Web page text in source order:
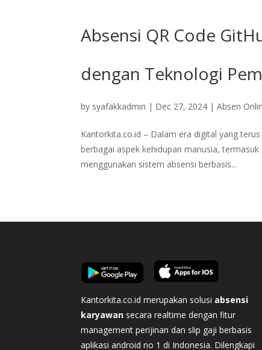
Absensi QR Code
dengan Teknologi
by syafakkadmin | Dec 27, 2024 |Absen
Kantorkita.co.id – Dalam era digital yang
berbagai aspek kehidupan manusia,
menggunakan sistem absensi berbasis...
Kantorkita.co.id merupakan solusi absensi
karyawan secara realtime dengan fitur
management perijinan dan slip gaji berbasis
aplikasi android no 1 di Indonesia. Dilengkapi